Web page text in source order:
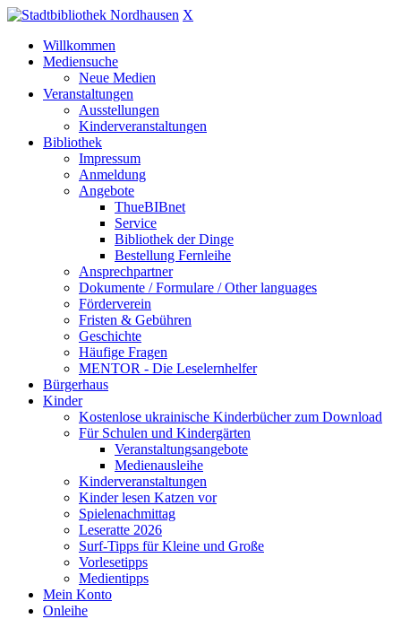
X
Willkommen
Mediensuche
Neue Medien
Veranstaltungen
Ausstellungen
Kinderveranstaltungen
Bibliothek
Impressum
Anmeldung
Angebote
ThueBIBnet
Service
Bibliothek der Dinge
Bestellung Fernleihe
Ansprechpartner
Dokumente / Formulare / Other languages
Förderverein
Fristen & Gebühren
Geschichte
Häufige Fragen
MENTOR - Die Leselernhelfer
Bürgerhaus
Kinder
Kostenlose ukrainische Kinderbücher zum Download
Für Schulen und Kindergärten
Veranstaltungsangebote
Medienausleihe
Kinderveranstaltungen
Kinder lesen Katzen vor
Spielenachmittag
Leseratte 2026
Surf-Tipps für Kleine und Große
Vorlesetipps
Medientipps
Mein Konto
Onleihe